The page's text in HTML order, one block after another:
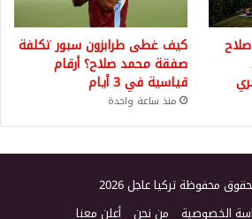
كيف غطى طرابزون سبور تكلفة
صفقة محمد صلاح؟ أرقام
قياسية في 3 أيام
منذ ساعة واحدة
محفوظة تركيا عاجل 2026
الخصوصية من نحن أعلن معنا